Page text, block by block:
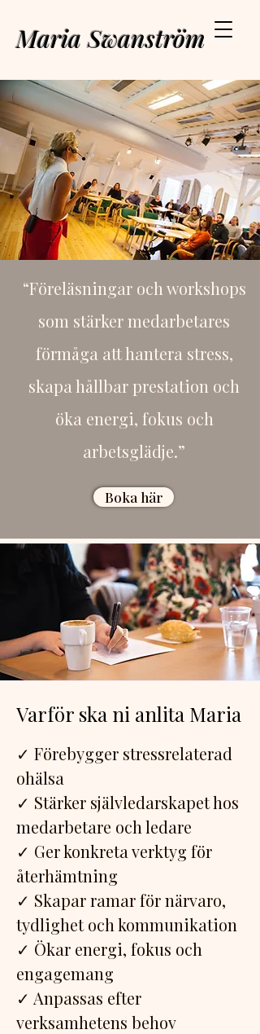
Maria Swanström
“Föreläsningar och workshops
som stärker medarbetares
förmåga att hantera stress,
skapa hållbar prestation och
öka energi, fokus och
arbetsglädje.”​
Boka här
Varför ska ni anlita Maria
✓ Förebygger stressrelaterad
ohälsa
✓ Stärker självledarskapet hos
medarbetare och ledare
✓ Ger konkreta verktyg för
återhämtning
✓ Skapar ramar för närvaro,
tydlighet och kommunikation
✓ Ökar energi, fokus och
engagemang
✓ Anpassas efter
verksamhetens behov